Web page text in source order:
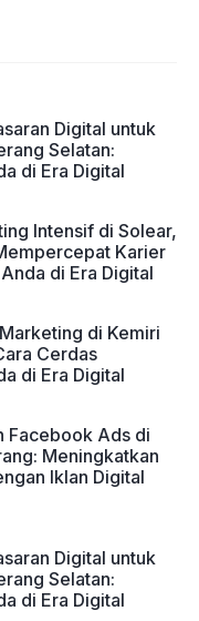
Digital untuk
Selatan:
di Era Digital
Intensif di Solear,
Karier
di Era Digital
di Kemiri
Cerdas
di Era Digital
Facebook Ads di
Meningkatkan
Iklan Digital
Digital untuk
Selatan:
di Era Digital